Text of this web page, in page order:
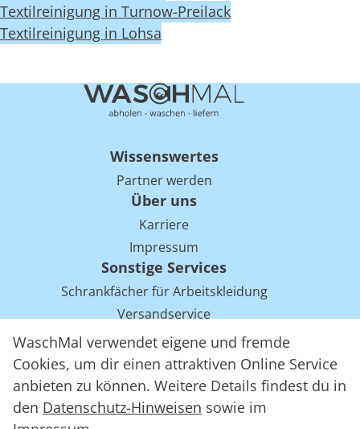
WaschMal verwendet eigene und fremde
Cookies, um dir einen attraktiven Online Service
anbieten zu können. Weitere Details findest du in
den Datenschutz-Hinweisen sowie im
Textilreinigung in Turnow-Preilack
Textilreinigung in Lohsa
Wissenswertes
Partner werden
Über uns
Karriere
Impressum
Sonstige Services
Schrankfächer für Arbeitskleidung
Versandservice
Einsparpotentiale für Mietwäsche bei Arbeitskleidung
Arbeitskleidung Tracking mit RFID
WaschMal GmbH 2016 – 2026